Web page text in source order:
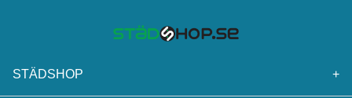
STÄDSHOP +